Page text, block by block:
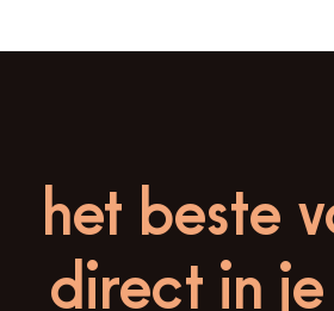
het beste
direct in